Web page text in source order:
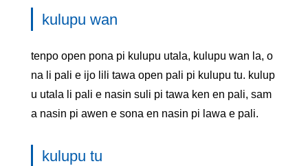
kulupu wan
tenpo open pona pi kulupu utala, kulupu wan la, o
na li pali e ijo lili tawa open pali pi kulupu tu. kulup
u utala li pali e nasin suli pi tawa ken en pali, sam
a nasin pi awen e sona en nasin pi lawa e pali.
kulupu tu